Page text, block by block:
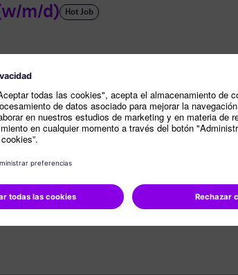
m/d) Hot Job
Integrated Logistic Support